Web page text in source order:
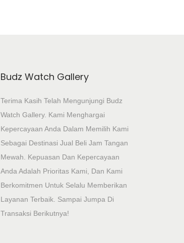
Budz Watch Gallery
Terima Kasih Telah Mengunjungi Budz
Watch Gallery. Kami Menghargai
Kepercayaan Anda Dalam Memilih Kami
Sebagai Destinasi Jual Beli Jam Tangan
Mewah. Kepuasan Dan Kepercayaan
Anda Adalah Prioritas Kami, Dan Kami
Berkomitmen Untuk Selalu Memberikan
Layanan Terbaik. Sampai Jumpa Di
Transaksi Berikutnya!